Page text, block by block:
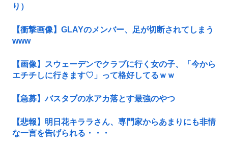
り）
【衝撃画像】GLAYのメンバー、足が切断されてしまう
www
【画像】スウェーデンでクラブに行く女の子、「今から
エチチしに行きます♡」って格好してるｗｗ
【急募】バスタブの水アカ落とす最強のやつ
【悲報】明日花キララさん、専門家からあまりにも非情
な一言を告げられる・・・